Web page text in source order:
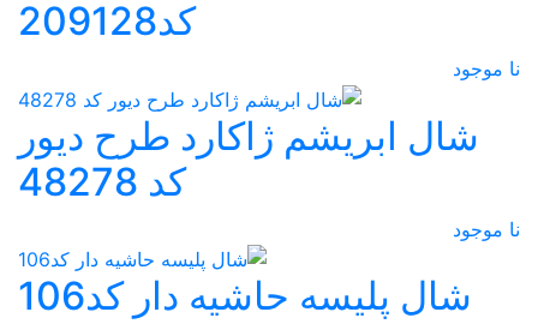
کد209128
نا موجود
شال ابریشم ژاکارد طرح دیور
کد 48278
نا موجود
شال پلیسه حاشیه دار کد106